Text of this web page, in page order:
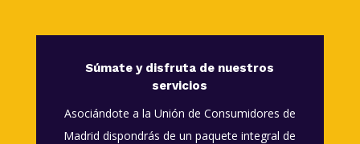
Súmate y disfruta de nuestros
servicios
Asociándote a la Unión de Consumidores de
Madrid dispondrás de un paquete integral de